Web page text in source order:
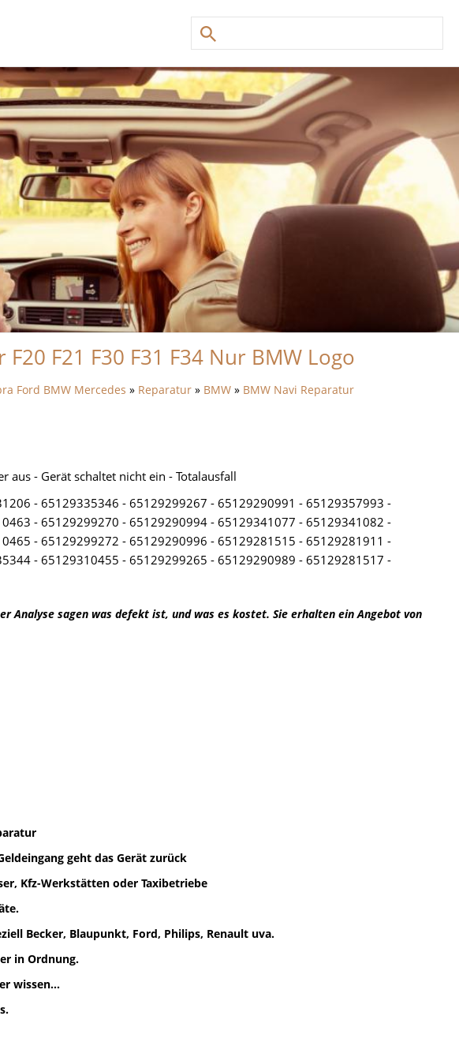
F21 F30 F31 F34 Nur BMW Logo
Ford BMW Mercedes » Reparatur » BMW » BMW Navi Reparatur
aus - Gerät schaltet nicht ein - Totalausfall
- 65129335346 - 65129299267 - 65129290991 - 65129357993 -
- 65129299270 - 65129290994 - 65129341077 - 65129341082 -
- 65129299272 - 65129290996 - 65129281515 - 65129281911 -
- 65129310455 - 65129299265 - 65129290989 - 65129281517 -
Analyse sagen was defekt ist, und was es kostet. Sie erhalten ein Angebot von
geht das Gerät zurück
Kfz-Werkstätten oder Taxibetriebe
Becker, Blaupunkt, Ford, Philips, Renault uva.
in Ordnung.
wissen...